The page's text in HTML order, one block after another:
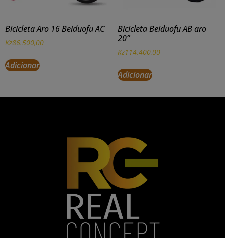
Bicicleta Aro 16 Beiduofu AC
Kz86.500,00
Adicionar
Bicicleta Beiduofu AB aro
20’’
Kz114.400,00
Adicionar